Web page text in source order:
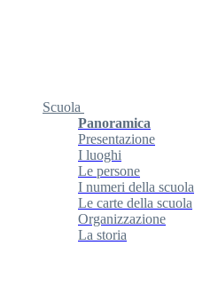
Scuola
Panoramica
Presentazione
I luoghi
Le persone
I numeri della scuola
Le carte della scuola
Organizzazione
La storia